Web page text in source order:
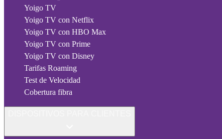
Yoigo TV
Yoigo TV con Netflix
Yoigo TV con HBO Max
Yoigo TV con Prime
Yoigo TV con Disney
Tarifas Roaming
Test de Velocidad
Cobertura fibra